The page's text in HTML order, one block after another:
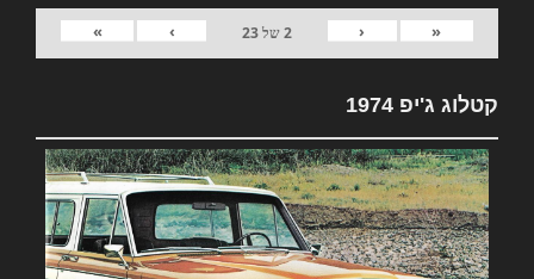
«
‹
2של23
›
»
קטלוג ג'יפ 1974